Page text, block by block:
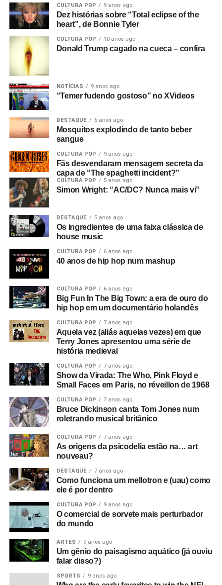
CULTURA POP 9 anos ago
Dez histórias sobre “Total eclipse of the
heart”, de Bonnie Tyler
CULTURA POP 10 anos ago
Donald Trump cagado na cueca – confira
NOTÍCIAS 9 anos ago
“Temer fudendo gostoso” no XVideos
DESTAQUE 6 anos ago
Mosquitos explodindo de tanto beber
sangue
CULTURA POP 9 anos ago
Fãs desvendaram mensagem secreta da
capa de “The spaghetti incident?”
CULTURA POP 5 anos ago
Simon Wright: “AC/DC? Nunca mais vi”
DESTAQUE 5 anos ago
Os ingredientes de uma faixa clássica de
house music
CULTURA POP 6 anos ago
40 anos de hip hop num mashup
CULTURA POP 6 anos ago
Big Fun In The Big Town: a era de ouro do
hip hop em um documentário holandês
CULTURA POP 7 anos ago
Aquela vez (aliás aquelas vezes) em que
Terry Jones apresentou uma série de
história medieval
CULTURA POP 7 anos ago
Show da Virada: The Who, Pink Floyd e
Small Faces em Paris, no réveillon de 1968
CULTURA POP 7 anos ago
Bruce Dickinson canta Tom Jones num
roletrando musical britânico
CULTURA POP 7 anos ago
As origens da psicodelia estão na… art
nouveau?
DESTAQUE 7 anos ago
Como funciona um mellotron e (uau) como
ele é por dentro
CULTURA POP 9 anos ago
O comercial de sorvete mais perturbador
do mundo
ARTES 9 anos ago
Um gênio do paisagismo aquático (já ouviu
falar disso?)
SPORTS 9 anos ago